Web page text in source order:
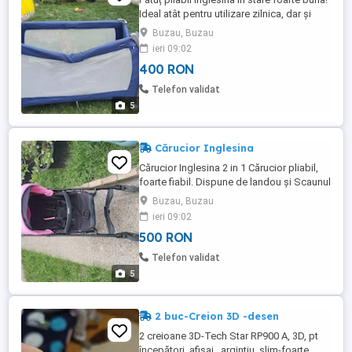
5
Ideal atât pentru utilizare zilnica, dar și
pentru deplasări.
Buzau, Buzau
ieri 09:02
400 RON
Telefon validat
5
Cărucior Inglesina
Cărucior Inglesina 2 in 1 Cărucior pliabil,
foarte fiabil. Dispune de landou și Scaunul
sport. Se pliază ușor cu o singura mana.
Buzau, Buzau
ieri 09:02
500 RON
Telefon validat
2 buc-Creion 3D -desen
2 creioane 3D-Tech Star RP900 A, 3D, pt